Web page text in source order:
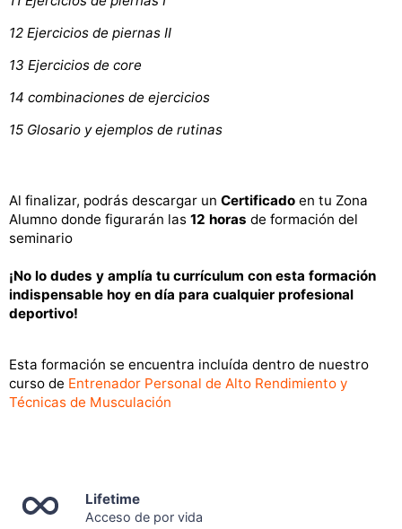
12 Ejercicios de piernas II
13 Ejercicios de core
14 combinaciones de ejercicios
15 Glosario y ejemplos de rutinas
Al finalizar, podrás descargar un Certificado en tu Zona
Alumno donde figurarán las 12 horas de formación del
seminario
¡No lo dudes y amplía tu currículum con esta formación
indispensable hoy en día para cualquier profesional
deportivo!
Esta formación se encuentra incluída dentro de nuestro
curso de Entrenador Personal de Alto Rendimiento y
Técnicas de Musculación
Lifetime
Acceso de por vida